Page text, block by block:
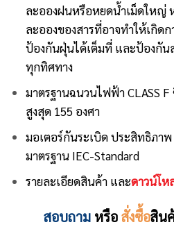
ละอองฝนหรือหยดน้ำเม็ดใหญ่
ละอองของสารที่อาจทำให้เกิด
ป้องกันฝุ่นได้เต็มที่ และป้องกัน
ทุกทิศทาง
มาตรฐานฉนวนไฟฟ้า CLASS
สูงสุด 155 องศา
มอเตอร์กันระเบิด ประสิทธิภาพ
มาตรฐาน IEC-Standard
รายละเอียดสินค้า และดาวน์โห
สอบถาม หรือ สั่งซื้อสิน